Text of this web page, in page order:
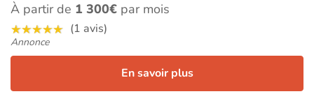
À partir de 1 300€ par mois
(1 avis)
Annonce
En savoir plus